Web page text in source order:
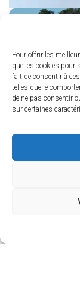
Pour offrir les
que les cookies pour
fait de consentir à
telles que le
de ne pas consentir
sur certaines